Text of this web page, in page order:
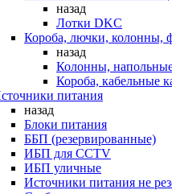
назад
Лотки DKC
Короба, лючки, колонны,
назад
Колонны,
Короба, кабельные
питания
назад
Блоки питания
ББП (резервированные)
ИБП для CCTV
ИБП уличные
Источники питания не